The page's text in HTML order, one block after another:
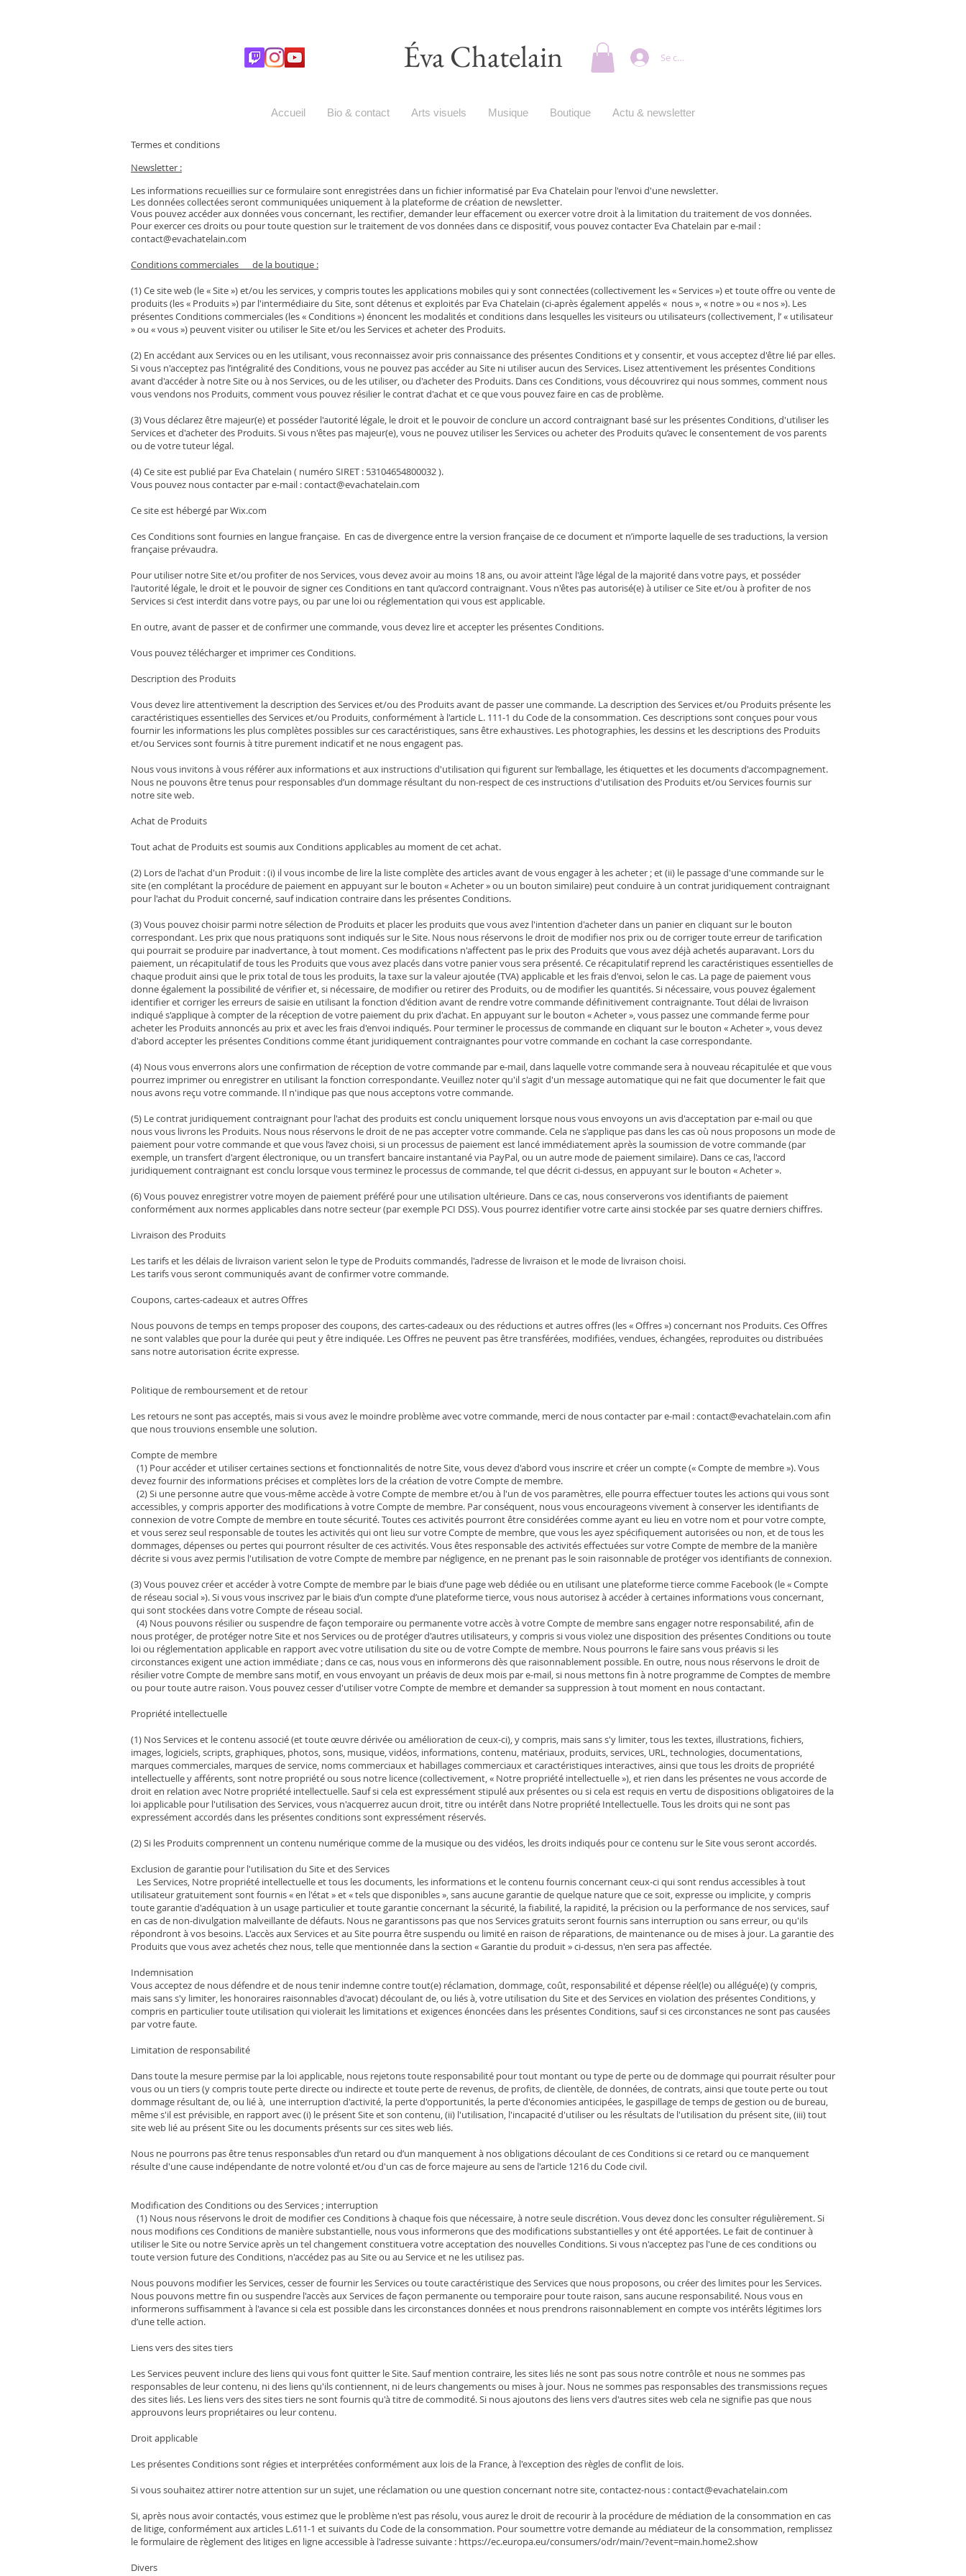
Éva Chatelain Se connecter
Accueil Bio & contact Arts visuels Musique Boutique Actu & newsletter
Termes et conditions
Newsletter :
Les informations recueillies sur ce formulaire sont enregistrées dans un fichier informatisé par Eva Chatelain pour l'envoi d'une newsletter.
Les données collectées seront communiquées uniquement à la plateforme de création de newsletter.
Vous pouvez accéder aux données vous concernant, les rectifier, demander leur effacement ou exercer votre droit à la limitation du traitement de vos données.
Pour exercer ces droits ou pour toute question sur le traitement de vos données dans ce dispositif, vous pouvez contacter Eva Chatelain par e-mail :
contact@evachatelain.com
Conditions commerciales de la boutique :
(1) Ce site web (le « Site ») et/ou les services, y compris toutes les applications mobiles qui y sont connectées (collectivement les « Services ») et toute offre ou vente de
produits (les « Produits ») par l'intermédiaire du Site, sont détenus et exploités par Eva Chatelain (ci-après également appelés « nous », « notre » ou « nos »). Les
présentes Conditions commerciales (les « Conditions ») énoncent les modalités et conditions dans lesquelles les visiteurs ou utilisateurs (collectivement, l’ « utilisateur
» ou « vous ») peuvent visiter ou utiliser le Site et/ou les Services et acheter des Produits.
(2) En accédant aux Services ou en les utilisant, vous reconnaissez avoir pris connaissance des présentes Conditions et y consentir, et vous acceptez d'être lié par elles.
Si vous n'acceptez pas l’intégralité des Conditions, vous ne pouvez pas accéder au Site ni utiliser aucun des Services. Lisez attentivement les présentes Conditions
avant d'accéder à notre Site ou à nos Services, ou de les utiliser, ou d'acheter des Produits. Dans ces Conditions, vous découvrirez qui nous sommes, comment nous
vous vendons nos Produits, comment vous pouvez résilier le contrat d'achat et ce que vous pouvez faire en cas de problème.
(3) Vous déclarez être majeur(e) et posséder l'autorité légale, le droit et le pouvoir de conclure un accord contraignant basé sur les présentes Conditions, d'utiliser les
Services et d'acheter des Produits. Si vous n'êtes pas majeur(e), vous ne pouvez utiliser les Services ou acheter des Produits qu’avec le consentement de vos parents
ou de votre tuteur légal.
(4) Ce site est publié par Eva Chatelain ( numéro SIRET : 53104654800032 ).
Vous pouvez nous contacter par e-mail : contact@evachatelain.com
Ce site est hébergé par Wix.com
Ces Conditions sont fournies en langue française. En cas de divergence entre la version française de ce document et n’importe laquelle de ses traductions, la version
française prévaudra.
Pour utiliser notre Site et/ou profiter de nos Services, vous devez avoir au moins 18 ans, ou avoir atteint l'âge légal de la majorité dans votre pays, et posséder
l'autorité légale, le droit et le pouvoir de signer ces Conditions en tant qu’accord contraignant. Vous n'êtes pas autorisé(e) à utiliser ce Site et/ou à profiter de nos
Services si c’est interdit dans votre pays, ou par une loi ou réglementation qui vous est applicable.
En outre, avant de passer et de confirmer une commande, vous devez lire et accepter les présentes Conditions.
Vous pouvez télécharger et imprimer ces Conditions.
Description des Produits
Vous devez lire attentivement la description des Services et/ou des Produits avant de passer une commande. La description des Services et/ou Produits présente les
caractéristiques essentielles des Services et/ou Produits, conformément à l'article L. 111-1 du Code de la consommation. Ces descriptions sont conçues pour vous
fournir les informations les plus complètes possibles sur ces caractéristiques, sans être exhaustives. Les photographies, les dessins et les descriptions des Produits
et/ou Services sont fournis à titre purement indicatif et ne nous engagent pas.
Nous vous invitons à vous référer aux informations et aux instructions d'utilisation qui figurent sur l’emballage, les étiquettes et les documents d'accompagnement.
Nous ne pouvons être tenus pour responsables d’un dommage résultant du non-respect de ces instructions d'utilisation des Produits et/ou Services fournis sur
notre site web.
Achat de Produits
Tout achat de Produits est soumis aux Conditions applicables au moment de cet achat.
(2) Lors de l'achat d'un Produit : (i) il vous incombe de lire la liste complète des articles avant de vous engager à les acheter ; et (ii) le passage d'une commande sur le
site (en complétant la procédure de paiement en appuyant sur le bouton « Acheter » ou un bouton similaire) peut conduire à un contrat juridiquement contraignant
pour l'achat du Produit concerné, sauf indication contraire dans les présentes Conditions.
(3) Vous pouvez choisir parmi notre sélection de Produits et placer les produits que vous avez l'intention d'acheter dans un panier en cliquant sur le bouton
correspondant. Les prix que nous pratiquons sont indiqués sur le Site. Nous nous réservons le droit de modifier nos prix ou de corriger toute erreur de tarification
qui pourrait se produire par inadvertance, à tout moment. Ces modifications n'affectent pas le prix des Produits que vous avez déjà achetés auparavant. Lors du
paiement, un récapitulatif de tous les Produits que vous avez placés dans votre panier vous sera présenté. Ce récapitulatif reprend les caractéristiques essentielles de
chaque produit ainsi que le prix total de tous les produits, la taxe sur la valeur ajoutée (TVA) applicable et les frais d'envoi, selon le cas. La page de paiement vous
donne également la possibilité de vérifier et, si nécessaire, de modifier ou retirer des Produits, ou de modifier les quantités. Si nécessaire, vous pouvez également
identifier et corriger les erreurs de saisie en utilisant la fonction d'édition avant de rendre votre commande définitivement contraignante. Tout délai de livraison
indiqué s'applique à compter de la réception de votre paiement du prix d'achat. En appuyant sur le bouton « Acheter », vous passez une commande ferme pour
acheter les Produits annoncés au prix et avec les frais d'envoi indiqués. Pour terminer le processus de commande en cliquant sur le bouton « Acheter », vous devez
d'abord accepter les présentes Conditions comme étant juridiquement contraignantes pour votre commande en cochant la case correspondante.
(4) Nous vous enverrons alors une confirmation de réception de votre commande par e-mail, dans laquelle votre commande sera à nouveau récapitulée et que vous
pourrez imprimer ou enregistrer en utilisant la fonction correspondante. Veuillez noter qu'il s'agit d'un message automatique qui ne fait que documenter le fait que
nous avons reçu votre commande. Il n'indique pas que nous acceptons votre commande.
(5) Le contrat juridiquement contraignant pour l'achat des produits est conclu uniquement lorsque nous vous envoyons un avis d'acceptation par e-mail ou que
nous vous livrons les Produits. Nous nous réservons le droit de ne pas accepter votre commande. Cela ne s'applique pas dans les cas où nous proposons un mode de
paiement pour votre commande et que vous l’avez choisi, si un processus de paiement est lancé immédiatement après la soumission de votre commande (par
exemple, un transfert d'argent électronique, ou un transfert bancaire instantané via PayPal, ou un autre mode de paiement similaire). Dans ce cas, l'accord
juridiquement contraignant est conclu lorsque vous terminez le processus de commande, tel que décrit ci-dessus, en appuyant sur le bouton « Acheter ».
(6) Vous pouvez enregistrer votre moyen de paiement préféré pour une utilisation ultérieure. Dans ce cas, nous conserverons vos identifiants de paiement
conformément aux normes applicables dans notre secteur (par exemple PCI DSS). Vous pourrez identifier votre carte ainsi stockée par ses quatre derniers chiffres.
Livraison des Produits
Les tarifs et les délais de livraison varient selon le type de Produits commandés, l'adresse de livraison et le mode de livraison choisi.
Les tarifs vous seront communiqués avant de confirmer votre commande.
Coupons, cartes-cadeaux et autres Offres
Nous pouvons de temps en temps proposer des coupons, des cartes-cadeaux ou des réductions et autres offres (les « Offres ») concernant nos Produits. Ces Offres
ne sont valables que pour la durée qui peut y être indiquée. Les Offres ne peuvent pas être transférées, modifiées, vendues, échangées, reproduites ou distribuées
sans notre autorisation écrite expresse.
Politique de remboursement et de retour
Les retours ne sont pas acceptés, mais si vous avez le moindre problème avec votre commande, merci de nous contacter par e-mail : contact@evachatelain.com afin
que nous trouvions ensemble une solution.
Compte de membre
(1) Pour accéder et utiliser certaines sections et fonctionnalités de notre Site, vous devez d'abord vous inscrire et créer un compte (« Compte de membre »). Vous
devez fournir des informations précises et complètes lors de la création de votre Compte de membre.
(2) Si une personne autre que vous-même accède à votre Compte de membre et/ou à l'un de vos paramètres, elle pourra effectuer toutes les actions qui vous sont
accessibles, y compris apporter des modifications à votre Compte de membre. Par conséquent, nous vous encourageons vivement à conserver les identifiants de
connexion de votre Compte de membre en toute sécurité. Toutes ces activités pourront être considérées comme ayant eu lieu en votre nom et pour votre compte,
et vous serez seul responsable de toutes les activités qui ont lieu sur votre Compte de membre, que vous les ayez spécifiquement autorisées ou non, et de tous les
dommages, dépenses ou pertes qui pourront résulter de ces activités. Vous êtes responsable des activités effectuées sur votre Compte de membre de la manière
décrite si vous avez permis l'utilisation de votre Compte de membre par négligence, en ne prenant pas le soin raisonnable de protéger vos identifiants de connexion.
(3) Vous pouvez créer et accéder à votre Compte de membre par le biais d’une page web dédiée ou en utilisant une plateforme tierce comme Facebook (le « Compte
de réseau social »). Si vous vous inscrivez par le biais d’un compte d’une plateforme tierce, vous nous autorisez à accéder à certaines informations vous concernant,
qui sont stockées dans votre Compte de réseau social.
(4) Nous pouvons résilier ou suspendre de façon temporaire ou permanente votre accès à votre Compte de membre sans engager notre responsabilité, afin de
nous protéger, de protéger notre Site et nos Services ou de protéger d'autres utilisateurs, y compris si vous violez une disposition des présentes Conditions ou toute
loi ou réglementation applicable en rapport avec votre utilisation du site ou de votre Compte de membre. Nous pourrons le faire sans vous préavis si les
circonstances exigent une action immédiate ; dans ce cas, nous vous en informerons dès que raisonnablement possible. En outre, nous nous réservons le droit de
résilier votre Compte de membre sans motif, en vous envoyant un préavis de deux mois par e-mail, si nous mettons fin à notre programme de Comptes de membre
ou pour toute autre raison. Vous pouvez cesser d'utiliser votre Compte de membre et demander sa suppression à tout moment en nous contactant.
Propriété intellectuelle
(1) Nos Services et le contenu associé (et toute œuvre dérivée ou amélioration de ceux-ci), y compris, mais sans s'y limiter, tous les textes, illustrations, fichiers,
images, logiciels, scripts, graphiques, photos, sons, musique, vidéos, informations, contenu, matériaux, produits, services, URL, technologies, documentations,
marques commerciales, marques de service, noms commerciaux et habillages commerciaux et caractéristiques interactives, ainsi que tous les droits de propriété
intellectuelle y afférents, sont notre propriété ou sous notre licence (collectivement, « Notre propriété intellectuelle »), et rien dans les présentes ne vous accorde de
droit en relation avec Notre propriété intellectuelle. Sauf si cela est expressément stipulé aux présentes ou si cela est requis en vertu de dispositions obligatoires de la
loi applicable pour l'utilisation des Services, vous n'acquerrez aucun droit, titre ou intérêt dans Notre propriété Intellectuelle. Tous les droits qui ne sont pas
expressément accordés dans les présentes conditions sont expressément réservés.
(2) Si les Produits comprennent un contenu numérique comme de la musique ou des vidéos, les droits indiqués pour ce contenu sur le Site vous seront accordés.
Exclusion de garantie pour l'utilisation du Site et des Services
Les Services, Notre propriété intellectuelle et tous les documents, les informations et le contenu fournis concernant ceux-ci qui sont rendus accessibles à tout
utilisateur gratuitement sont fournis « en l'état » et « tels que disponibles », sans aucune garantie de quelque nature que ce soit, expresse ou implicite, y compris
toute garantie d'adéquation à un usage particulier et toute garantie concernant la sécurité, la fiabilité, la rapidité, la précision ou la performance de nos services, sauf
en cas de non-divulgation malveillante de défauts. Nous ne garantissons pas que nos Services gratuits seront fournis sans interruption ou sans erreur, ou qu'ils
répondront à vos besoins. L'accès aux Services et au Site pourra être suspendu ou limité en raison de réparations, de maintenance ou de mises à jour. La garantie des
Produits que vous avez achetés chez nous, telle que mentionnée dans la section « Garantie du produit » ci-dessus, n'en sera pas affectée.
Indemnisation
Vous acceptez de nous défendre et de nous tenir indemne contre tout(e) réclamation, dommage, coût, responsabilité et dépense réel(le) ou allégué(e) (y compris,
mais sans s'y limiter, les honoraires raisonnables d'avocat) découlant de, ou liés à, votre utilisation du Site et des Services en violation des présentes Conditions, y
compris en particulier toute utilisation qui violerait les limitations et exigences énoncées dans les présentes Conditions, sauf si ces circonstances ne sont pas causées
par votre faute.
Limitation de responsabilité
Dans toute la mesure permise par la loi applicable, nous rejetons toute responsabilité pour tout montant ou type de perte ou de dommage qui pourrait résulter pour
vous ou un tiers (y compris toute perte directe ou indirecte et toute perte de revenus, de profits, de clientèle, de données, de contrats, ainsi que toute perte ou tout
dommage résultant de, ou lié à, une interruption d'activité, la perte d'opportunités, la perte d'économies anticipées, le gaspillage de temps de gestion ou de bureau,
même s'il est prévisible, en rapport avec (i) le présent Site et son contenu, (ii) l'utilisation, l'incapacité d'utiliser ou les résultats de l'utilisation du présent site, (iii) tout
site web lié au présent Site ou les documents présents sur ces sites web liés.
Nous ne pourrons pas être tenus responsables d’un retard ou d’un manquement à nos obligations découlant de ces Conditions si ce retard ou ce manquement
résulte d'une cause indépendante de notre volonté et/ou d'un cas de force majeure au sens de l'article 1216 du Code civil.
Modification des Conditions ou des Services ; interruption
(1) Nous nous réservons le droit de modifier ces Conditions à chaque fois que nécessaire, à notre seule discrétion. Vous devez donc les consulter régulièrement. Si
nous modifions ces Conditions de manière substantielle, nous vous informerons que des modifications substantielles y ont été apportées. Le fait de continuer à
utiliser le Site ou notre Service après un tel changement constituera votre acceptation des nouvelles Conditions. Si vous n'acceptez pas l'une de ces conditions ou
toute version future des Conditions, n'accédez pas au Site ou au Service et ne les utilisez pas.
Nous pouvons modifier les Services, cesser de fournir les Services ou toute caractéristique des Services que nous proposons, ou créer des limites pour les Services.
Nous pouvons mettre fin ou suspendre l'accès aux Services de façon permanente ou temporaire pour toute raison, sans aucune responsabilité. Nous vous en
informerons suffisamment à l'avance si cela est possible dans les circonstances données et nous prendrons raisonnablement en compte vos intérêts légitimes lors
d’une telle action.
Liens vers des sites tiers
Les Services peuvent inclure des liens qui vous font quitter le Site. Sauf mention contraire, les sites liés ne sont pas sous notre contrôle et nous ne sommes pas
responsables de leur contenu, ni des liens qu'ils contiennent, ni de leurs changements ou mises à jour. Nous ne sommes pas responsables des transmissions reçues
des sites liés. Les liens vers des sites tiers ne sont fournis qu'à titre de commodité. Si nous ajoutons des liens vers d'autres sites web cela ne signifie pas que nous
approuvons leurs propriétaires ou leur contenu.
Droit applicable
Les présentes Conditions sont régies et interprétées conformément aux lois de la France, à l'exception des règles de conflit de lois.
Si vous souhaitez attirer notre attention sur un sujet, une réclamation ou une question concernant notre site, contactez-nous : contact@evachatelain.com
Si, après nous avoir contactés, vous estimez que le problème n'est pas résolu, vous aurez le droit de recourir à la procédure de médiation de la consommation en cas
de litige, conformément aux articles L.611-1 et suivants du Code de la consommation. Pour soumettre votre demande au médiateur de la consommation, remplissez
le formulaire de règlement des litiges en ligne accessible à l'adresse suivante : https://ec.europa.eu/consumers/odr/main/?event=main.home2.show
Divers